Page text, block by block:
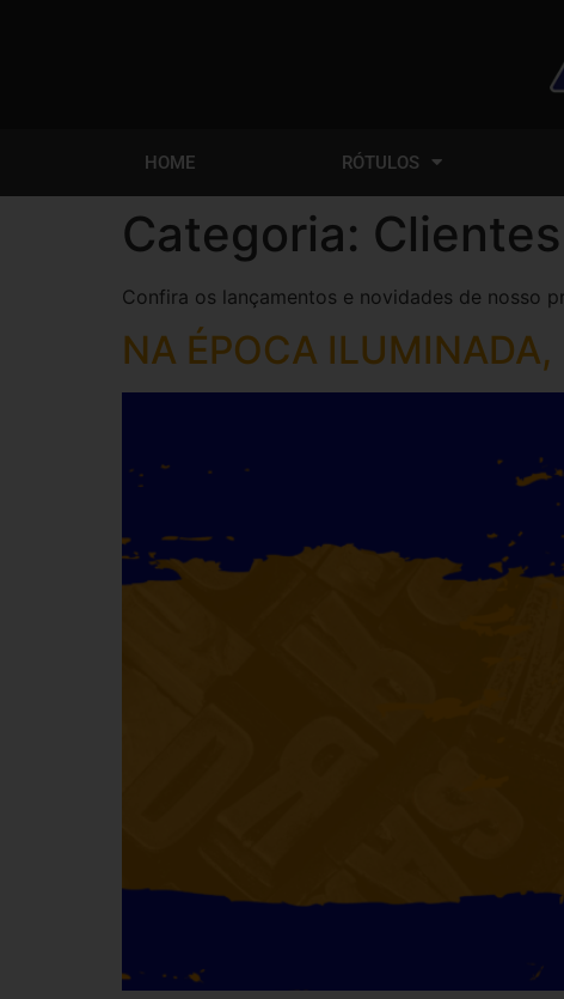
HOME RÓTULOS
Categoria: Clientes
Confira os lançamentos e novidades de nosso
NA ÉPOCA